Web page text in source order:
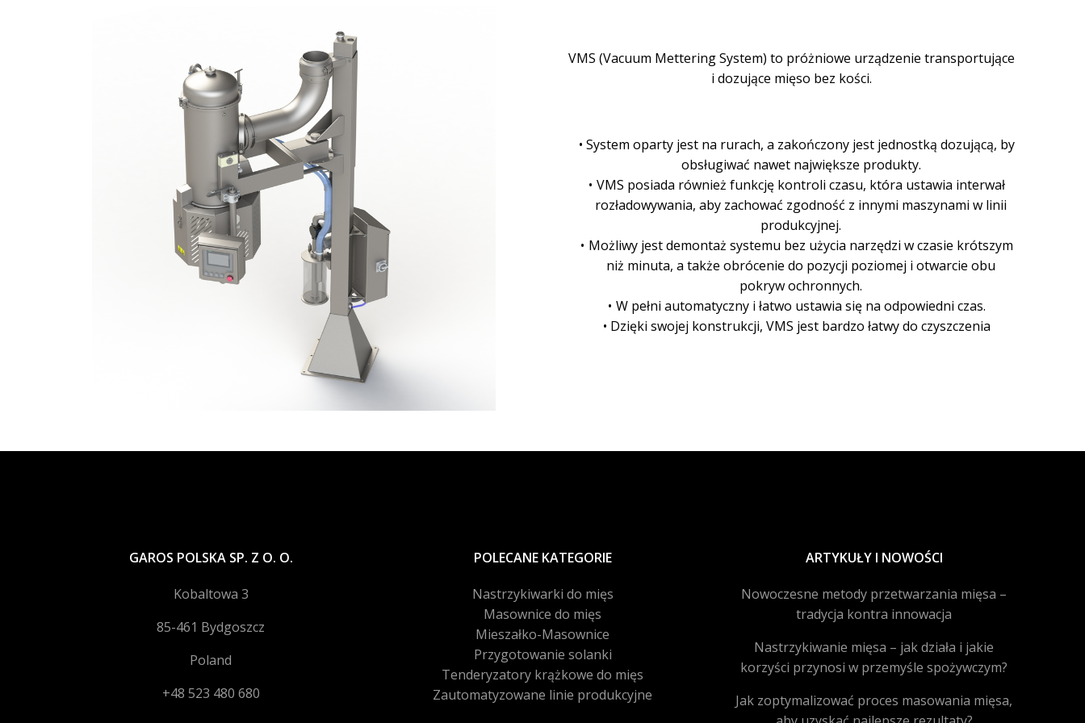
VMS (Vacuum Mettering System) to próżniowe urządzenie transportujące
i dozujące mięso bez kości.
System oparty jest na rurach, a zakończony jest jednostką dozującą, by
obsługiwać nawet największe produkty.
VMS posiada również funkcję kontroli czasu, która ustawia interwał
rozładowywania, aby zachować zgodność z innymi maszynami w linii
produkcyjnej.
Możliwy jest demontaż systemu bez użycia narzędzi w czasie krótszym
niż minuta, a także obrócenie do pozycji poziomej i otwarcie obu
pokryw ochronnych.
W pełni automatyczny i łatwo ustawia się na odpowiedni czas.
Dzięki swojej konstrukcji, VMS jest bardzo łatwy do czyszczenia
GAROS POLSKA SP. Z O. O.
Kobaltowa 3
85-461 Bydgoszcz
Poland
+48 523 480 680
POLECANE KATEGORIE
Nastrzykiwarki do mięs
Masownice do mięs
Mieszałko-Masownice
Przygotowanie solanki
Tenderyzatory krążkowe do mięs
Zautomatyzowane linie produkcyjne
ARTYKUŁY I NOWOŚCI
Nowoczesne metody przetwarzania mięsa –
tradycja kontra innowacja
Nastrzykiwanie mięsa – jak działa i jakie
korzyści przynosi w przemyśle spożywczym?
Jak zoptymalizować proces masowania mięsa,